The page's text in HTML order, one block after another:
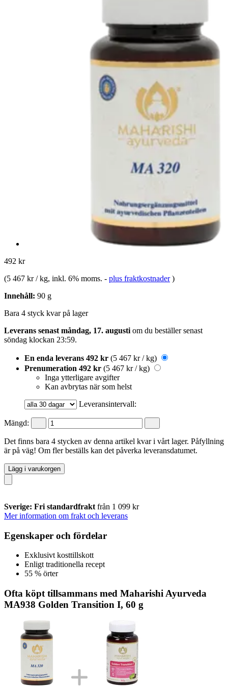
492 kr
(5 467 kr / kg, inkl. 6% moms. - plus fraktkostnader )
Innehåll: 90 g
Bara 4 styck kvar på lager
Leverans senast måndag, 17. augusti om du beställer senast
söndag klockan 23:59.
En enda leverans 492 kr (5 467 kr / kg)
Prenumeration 492 kr (5 467 kr / kg)
Inga ytterligare avgifter
Kan avbrytas när som helst
Leveransintervall:
Mängd:
Det finns bara 4 stycken av denna artikel kvar i vårt lager. Påfyllning
är på väg! Om fler beställs kan det påverka leveransdatumet.
Lägg i varukorgen
Sverige: Fri standardfrakt från 1 099 kr
Mer information om frakt och leverans
Egenskaper och fördelar
Exklusivt kosttillskott
Enligt traditionella recept
55 % örter
Ofta köpt tillsammans med Maharishi Ayurveda
MA938 Golden Transition I, 60 g